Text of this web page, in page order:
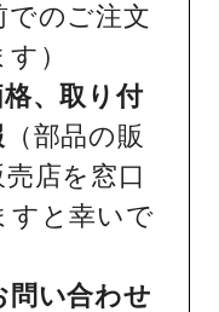
でのご注文
）
、取り付
（部品の販
店を窓口
すと幸いで
問い合わせ